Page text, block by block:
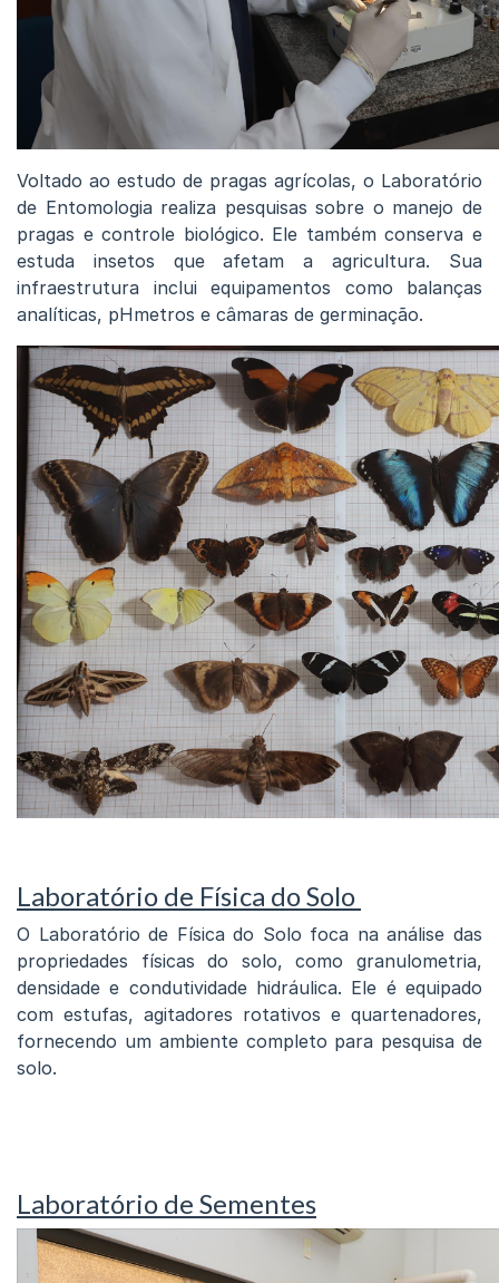
Voltado ao estudo de pragas agrícolas, o Laboratório
de Entomologia realiza pesquisas sobre o manejo de
pragas e controle biológico. Ele também conserva e
estuda insetos que afetam a agricultura. Sua
infraestrutura inclui equipamentos como balanças
analíticas, pHmetros e câmaras de germinação.
Laboratório de Física do Solo
O Laboratório de Física do Solo foca na análise das
propriedades físicas do solo, como granulometria,
densidade e condutividade hidráulica. Ele é equipado
com estufas, agitadores rotativos e quartenadores,
fornecendo um ambiente completo para pesquisa de
solo.
Laboratório de Sementes